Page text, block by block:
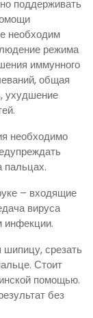
поддерживать
необходим
режима
иммунного
общая
ухудшение
необходимо
пальцах.
– входящие
вируса
инфекции.
срезать
Стоит
помощью.
без